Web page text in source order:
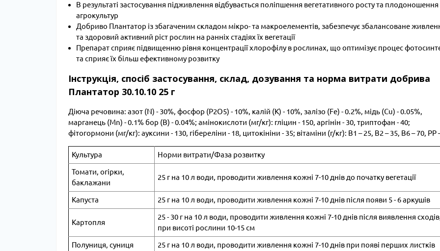
В результаті застосування підживлення відбувається поліпшення вегетативного росту та плодоношення
агрокультур
Добриво Плантатор із збагаченим складом мікро- та макроелементів, забезпечує збалансоване
та здоровий активний ріст рослин на ранніх стадіях їх вегетації
Препарат сприяє підвищенню рівня концентрації хлорофілу в рослинах, що оптимізує процес
та сприяє їх більш ефективному розвитку
Інструкція, спосіб застосування, склад, дозування та норма витрати добрива
Плантатор 30.10.10 25 г
Діюча речовина: азот (N) - 30%, фосфор (P2O5) - 10%, калій (К) - 10%, залізо (Fe) - 0.2%, мідь (Cu) - 0.05%,
марганець (Mn) - 0.1% бор (B) - 0.04%; амінокислоти (мг/кг): гліцин - 150, аргінін - 30, триптофан - 40;
фітогормони (мг/кг): ауксини - 130, гібереліни - 18, цитокініни - 35; вітаміни (г/кг): В1 – 25, В2 – 35, В6 – 70, РР
Культура Норми витрати/Фаза розвитку
Томати, огірки,
баклажани
25 г на 10 л води, проводити живлення кожні 7-10 днів до початку вегетації
Капуста 25 г на 10 л води, проводити живлення кожні 7-10 днів після появи 5 - 6 аркушів
Картопля
25 - 30 г на 10 л води, проводити живлення кожні 7-10 днів після виявлення
при висоті рослини 10-15 см
Полуниця, суниця 25 г на 10 л води, проводити живлення кожні 7-10 днів при появі перших листків